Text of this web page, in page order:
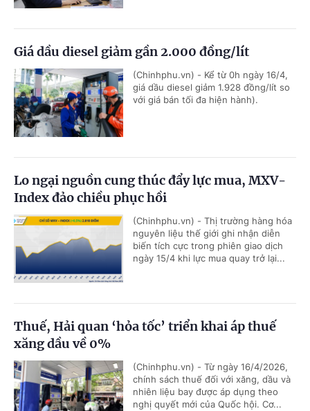
Giá dầu diesel giảm gần 2.000 đồng/lít
(Chinhphu.vn) - Kể từ 0h ngày 16/4,
giá dầu diesel giảm 1.928 đồng/lít so
với giá bán tối đa hiện hành).
Lo ngại nguồn cung thúc đẩy lực mua, MXV-
Index đảo chiều phục hồi
(Chinhphu.vn) - Thị trường hàng hóa
nguyên liệu thế giới ghi nhận diễn
biến tích cực trong phiên giao dịch
ngày 15/4 khi lực mua quay trở lại...
Thuế, Hải quan ‘hỏa tốc’ triển khai áp thuế
xăng dầu về 0%
(Chinhphu.vn) - Từ ngày 16/4/2026,
chính sách thuế đối với xăng, dầu và
nhiên liệu bay được áp dụng theo
nghị quyết mới của Quốc hội. Cơ...